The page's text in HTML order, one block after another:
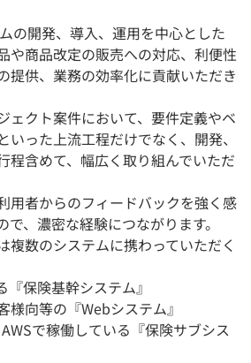
の開発、導入、運用を中心とした
や商品改定の販売への対応、利便性
提供、業務の効率化に貢献いただき
ェクト案件において、要件定義やベ
いった上流工程だけでなく、開発、
程含めて、幅広く取り組んでいただ
用者からのフィードバックを強く感
で、濃密な経験につながります。
複数のシステムに携わっていただく
保険基幹システム』
向等の『Webシステム』
で稼働している『保険サブシス